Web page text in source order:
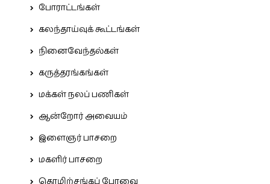
போராட்டங்கள்
கலந்தாய்வுக் கூட்டங்கள்
நினைவேந்தல்கள்
கருத்தரங்கங்கள்
மக்கள் நலப் பணிகள்
ஆன்றோர் அவையம்
இளைஞர் பாசறை
மகளிர் பாசறை